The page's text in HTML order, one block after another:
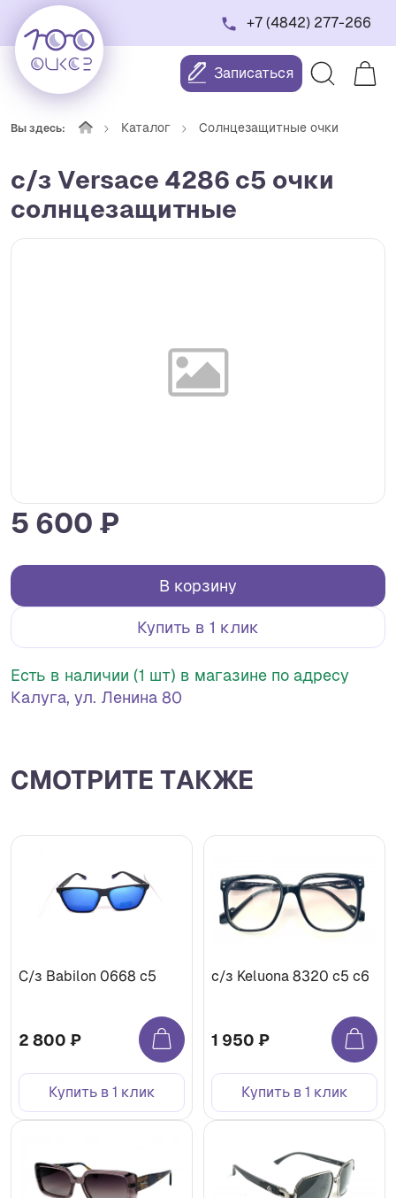
+7 (4842) 277-266
Записаться
Вы здесь: Каталог Солнцезащитные очки
с/з Versace 4286 с5 очки
солнцезащитные
5 600 ₽
В корзину
Купить в 1 клик
Есть в наличии (1 шт) в магазине по адресу
Калуга, ул. Ленина 80
СМОТРИТЕ ТАКЖЕ
С/з Babilon 0668 с5
2 800 ₽
Купить в 1 клик
с/з Keluona 8320 с5 с6
1 950 ₽
Купить в 1 клик